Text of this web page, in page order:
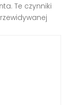
Te czynniki